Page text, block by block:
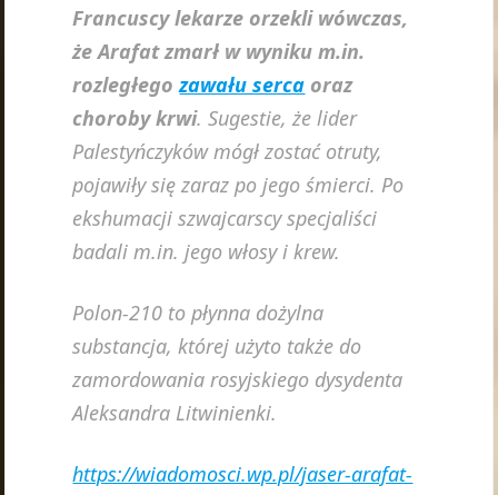
Francuscy lekarze orzekli wówczas,
że Arafat zmarł w wyniku m.in.
rozległegozawału serca oraz
choroby krwi. Sugestie, że lider
Palestyńczyków mógł zostać otruty,
pojawiły się zaraz po jego śmierci. Po
ekshumacji szwajcarscy specjaliści
badali m.in. jego włosy i krew.
Polon-210 to płynna dożylna
substancja, której użyto także do
zamordowania rosyjskiego dysydenta
Aleksandra Litwinienki.
https://wiadomosci.wp.pl/jaser-arafat-